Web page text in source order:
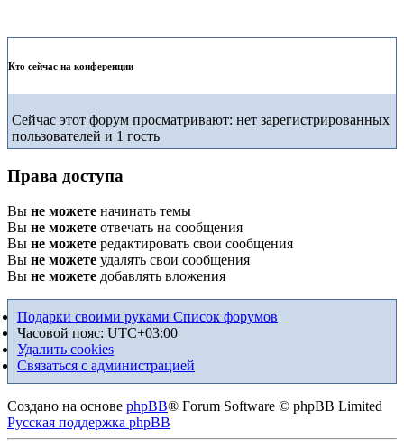
Кто сейчас на конференции
Сейчас этот форум просматривают: нет зарегистрированных
пользователей и 1 гость
Права доступа
Вы не можете начинать темы
Вы не можете отвечать на сообщения
Вы не можете редактировать свои сообщения
Вы не можете удалять свои сообщения
Вы не можете добавлять вложения
Подарки своими руками Список форумов
Часовой пояс: UTC+03:00
Удалить cookies
Связаться с администрацией
Создано на основе phpBB® Forum Software © phpBB Limited
Русская поддержка phpBB